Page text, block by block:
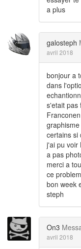
a plus
galosteph
avril 2018
bonjour a
dans
s'etait pas
certains si
j'ai pu voir
a pas
merci a
ce
bon week
steph
On3
avril 2018